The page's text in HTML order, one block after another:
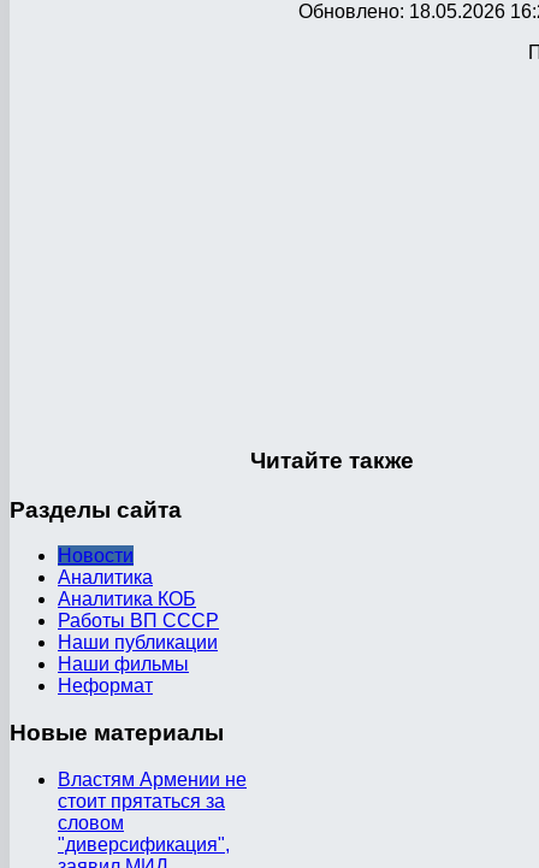
Обновлено: 18.05.2026
Читайте также
Разделы сайта
Новости
Аналитика
Аналитика КОБ
Работы ВП СССР
Наши публикации
Наши фильмы
Неформат
Новые материалы
Властям Армении не
стоит прятаться за
словом
"диверсификация",